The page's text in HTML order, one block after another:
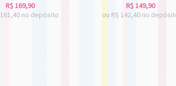
R$169,90
161,40 no depósito
R$149,90
ou R$ 142,40 no